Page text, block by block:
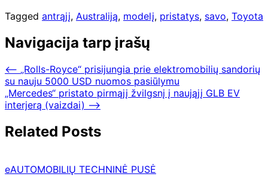
Tagged antrąjį, Australiją, modelį, pristatys, savo, Toyota
Navigacija tarp įrašų
⟵ „Rolls-Royce“ prisijungia prie elektromobilių sandorių
su nauju 5000 USD nuomos pasiūlymu
„Mercedes“ pristato pirmąjį žvilgsnį į naująjį GLB EV
interjerą (vaizdai) ⟶
Related Posts
eAUTOMOBILIŲ TECHNINĖ PUSĖ